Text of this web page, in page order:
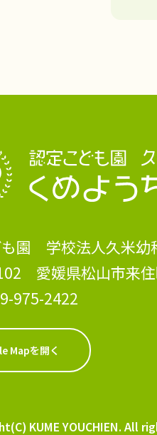
園 学校法人久米幼
愛媛県松山市来
975-2422
Mapを開く
KUME YOUCHIEN. All